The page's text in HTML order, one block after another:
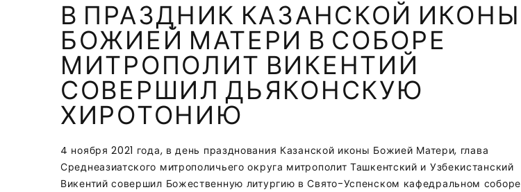
В ПРАЗДНИК КАЗАНСКОЙ ИКОНЫ
БОЖИЕЙ МАТЕРИ В СОБОРЕ
МИТРОПОЛИТ ВИКЕНТИЙ
СОВЕРШИЛ ДЬЯКОНСКУЮ
ХИРОТОНИЮ
4 ноября 2021 года, в день празднования Казанской иконы Божией Матери, глава
Среднеазиатского митрополичьего округа митрополит Ташкентский и Узбекистанский
Викентий совершил Божественную литургию в Свято-Успенском кафедральном соборе